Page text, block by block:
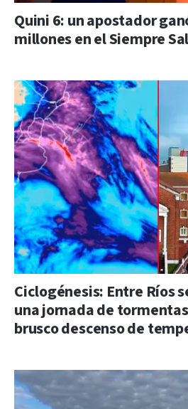
Quini 6: un apostador
millones en el Siempre
Ciclogénesis: Entre Ríos
una jornada de
brusco descenso de